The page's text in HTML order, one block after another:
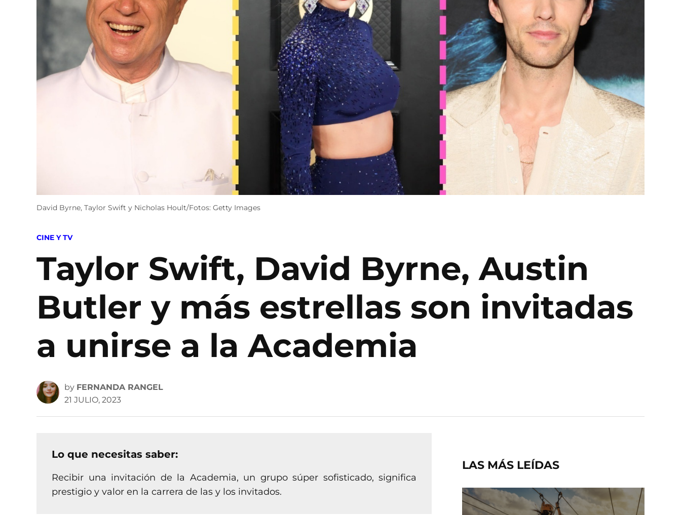
David Byrne, Taylor Swift y Nicholas Hoult/Fotos: Getty Images
POSTED
CINE Y TV
Taylor Swift, David Byrne, Austin
Butler y más estrellas son invitadas
a unirse a la Academia
by FERNANDA RANGEL
21 JULIO, 2023
Lo que necesitas saber:
Recibir una invitación de la Academia, un grupo súper sofisticado, significa
prestigio y valor en la carrera de las y los invitados.
LAS MÁS LEÍDAS